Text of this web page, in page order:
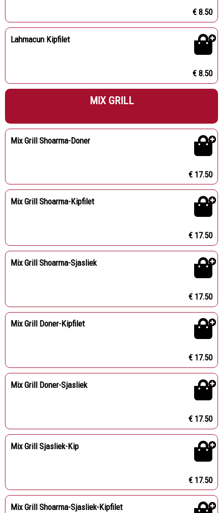
€ 8.50
Lahmacun Kipfilet
€ 8.50
MIX GRILL
Mix Grill Shoarma-Doner
€ 17.50
Mix Grill Shoarma-Kipfilet
€ 17.50
Mix Grill Shoarma-Sjasliek
€ 17.50
Mix Grill Doner-Kipfilet
€ 17.50
Mix Grill Doner-Sjasliek
€ 17.50
Mix Grill Sjasliek-Kip
€ 17.50
Mix Grill Shoarma-Sjasliek-Kipfilet